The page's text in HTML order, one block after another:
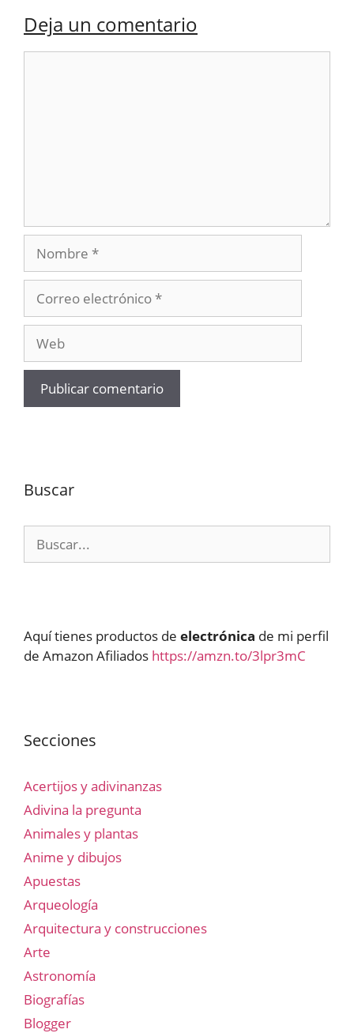
Deja un comentario
electrónico
Buscar
Aquí tienes productos de electrónica de mi perfil
de Amazon Afiliados https://amzn.to/3lpr3mC
Secciones
Acertijos y adivinanzas
Adivina la pregunta
Animales y plantas
Anime y dibujos
Apuestas
Arqueología
Arquitectura y construcciones
Arte
Astronomía
Biografías
Blogger